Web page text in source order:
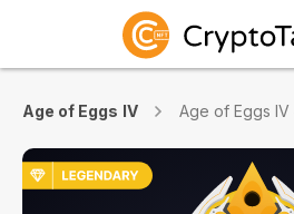
Age of Eggs IV Age of Eggs